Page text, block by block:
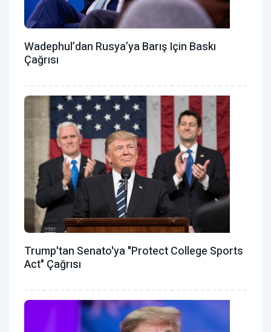
Wadephul’dan Rusya’ya Barış Için Baskı
Çağrısı
Trump'tan Senato'ya "Protect College Sports
Act" Çağrısı